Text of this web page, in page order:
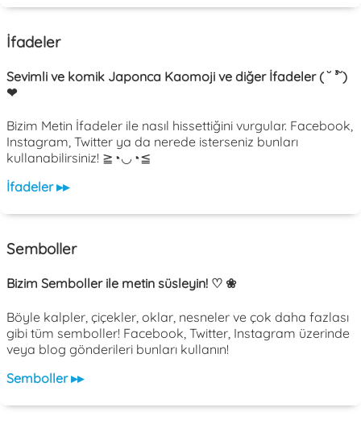
İfadeler
Sevimli ve komik Japonca Kaomoji ve diğer İfadeler ( ˘ ³˘)
❤
Bizim Metin İfadeler ile nasıl hissettiğini vurgular. Facebook,
Instagram, Twitter ya da nerede isterseniz bunları
kullanabilirsiniz! ≧◔◡◔≦
İfadeler ▸▸
Semboller
Bizim Semboller ile metin süsleyin! ♡ ❀
Böyle kalpler, çiçekler, oklar, nesneler ve çok daha fazlası
gibi tüm semboller! Facebook, Twitter, Instagram üzerinde
veya blog gönderileri bunları kullanın!
Semboller ▸▸